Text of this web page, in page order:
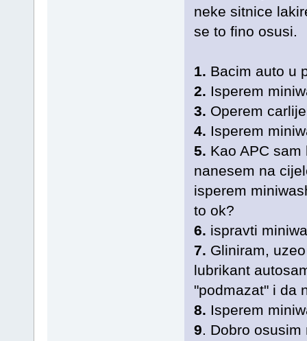
neke sitnice
se to fino osusi.
1. Bacim auto u
2. Isperem
3. Operem
4. Isperem
5. Kao APC
nanesem na
isperem
to ok?
6. ispravti
7. Gliniram,
lubrikant
"podmazat" i da
8. Isperem
9. Dobro